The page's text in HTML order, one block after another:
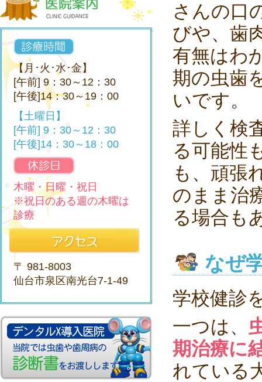
【月･火･水･金】
[午前] 9：30～12：30
[午後]14：30～19：00
【土曜日】
[午前] 9：30～12：30
[午後]14：30～18：00
木曜・日曜・祝日
※祝日のある週の木曜は
診療
〒 981-8003
仙台市泉区南光台7-1-49
さんの口
びや、歯
有無はわ
期の虫歯
いです。
詳しく検
る可能性
も、頑張
のまま治
る場合も
なぜ
学校健診
一つは、
期治療に
れている